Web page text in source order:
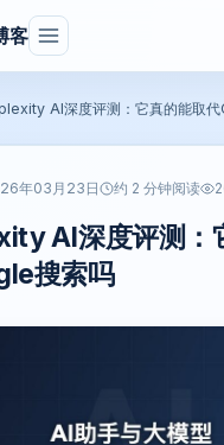
客
AI深度评测：它真的能取
年03月23日 约 2 分钟阅读
AI深度评测：
搜索吗